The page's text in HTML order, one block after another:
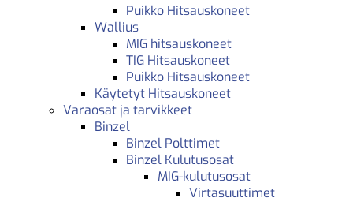
Puikko Hitsauskoneet
Wallius
MIG hitsauskoneet
TIG Hitsauskoneet
Puikko Hitsauskoneet
Käytetyt Hitsauskoneet
Varaosat ja tarvikkeet
Binzel
Binzel Polttimet
Binzel Kulutusosat
MIG-kulutusosat
Virtasuuttimet